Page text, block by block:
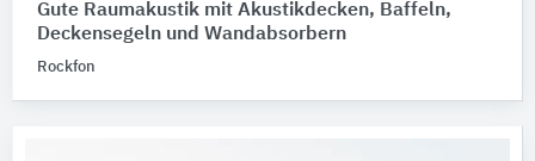
Gute Raumakustik mit Akustikdecken, Baffeln,
Deckensegeln und Wandabsorbern
Rockfon